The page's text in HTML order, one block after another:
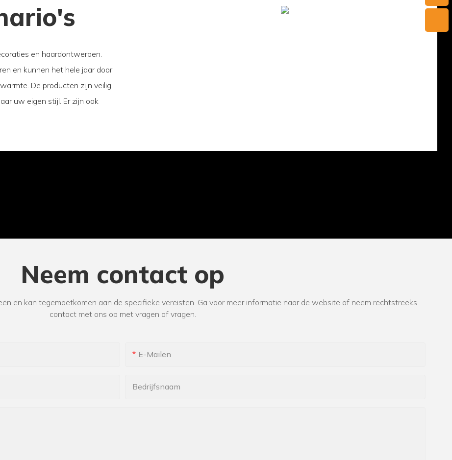
en haardontwerpen.
en kunnen het hele jaar door
De producten zijn veilig
uw eigen stijl. Er zijn ook
Neem contact op
en kan tegemoetkomen aan de specifieke vereisten. Ga voor meer informatie naar de website of neem rechtstreeks
contact met ons op met vragen of vragen.
E-Mailen
Bedrijfsnaam